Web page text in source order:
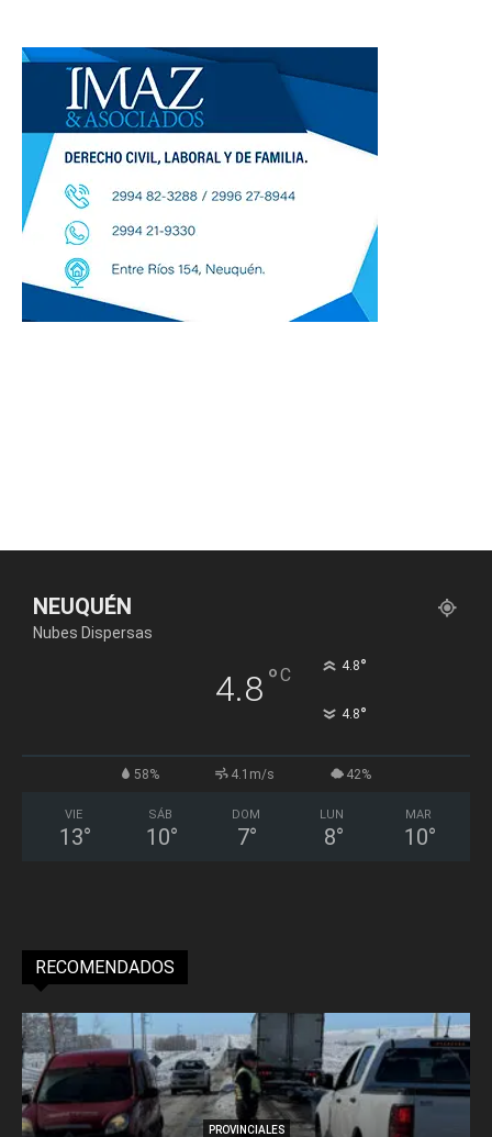
NEUQUÉN
Nubes Dispersas
4.8°C 4.8°
4.8°
58% 4.1m/s 42%
VIE
13°
SÁB
10°
DOM
7°
LUN
8°
MAR
10°
RECOMENDADOS
PROVINCIALES